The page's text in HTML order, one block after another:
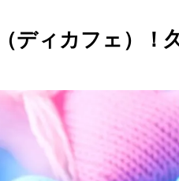
ディカフェ）！